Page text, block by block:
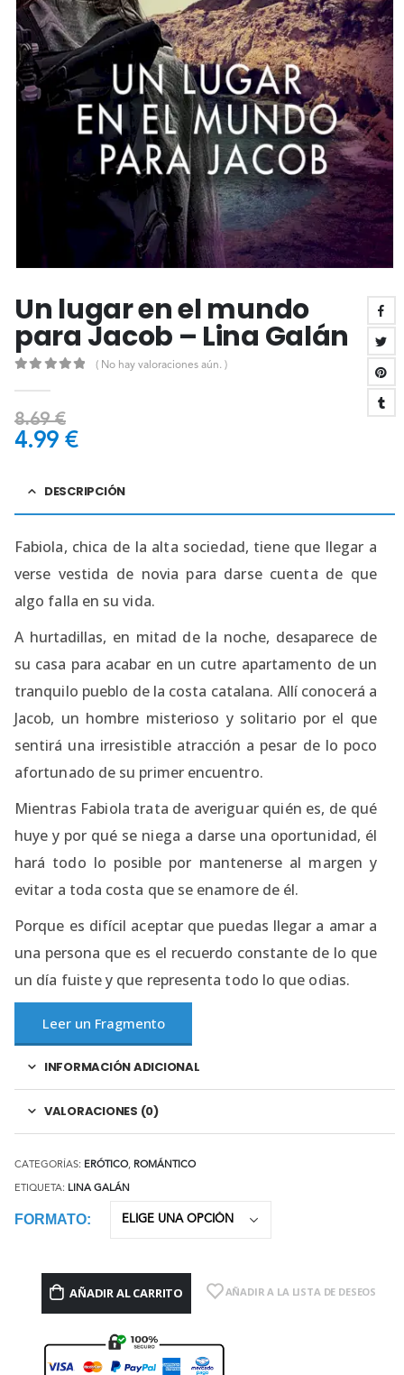
Un lugar en el mundo
para Jacob – Lina Galán
( No hay valoraciones aún. )
8.69€
4.99 €
DESCRIPCIÓN
Fabiola, chica de la alta sociedad, tiene que llegar a
verse vestida de novia para darse cuenta de que
algo falla en su vida.
A hurtadillas, en mitad de la noche, desaparece de
su casa para acabar en un cutre apartamento de un
tranquilo pueblo de la costa catalana. Allí conocerá a
Jacob, un hombre misterioso y solitario por el que
sentirá una irresistible atracción a pesar de lo poco
afortunado de su primer encuentro.
Mientras Fabiola trata de averiguar quién es, de qué
huye y por qué se niega a darse una oportunidad, él
hará todo lo posible por mantenerse al margen y
evitar a toda costa que se enamore de él.
Porque es difícil aceptar que puedas llegar a amar a
una persona que es el recuerdo constante de lo que
un día fuiste y que representa todo lo que odias.
Leer un Fragmento
INFORMACIÓN ADICIONAL
VALORACIONES (0)
CATEGORÍAS: ERÓTICO, ROMÁNTICO
ETIQUETA: LINA GALÁN
FORMATO
AÑADIR AL CARRITO AÑADIR A LA LISTA DE DESEOS